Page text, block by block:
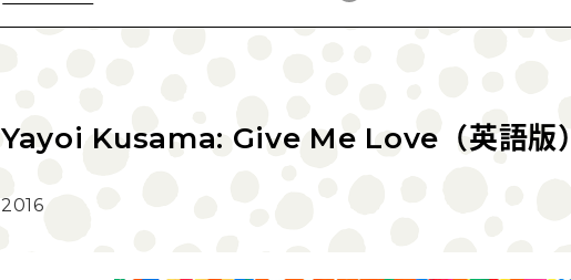
Yayoi Kusama: Give Me Love（英語版）
2016